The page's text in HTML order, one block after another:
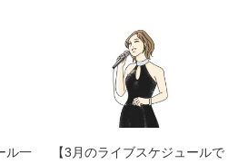
ル一
【3月のライブスケジュールで